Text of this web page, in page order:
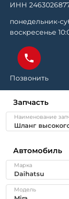
ИНН
понедельник-
воскресенье
Позвонить
Запчасть
Наименование
Автомобиль
Марка
Модель